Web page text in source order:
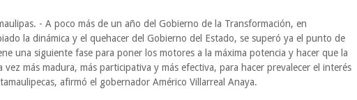
- A poco más de un año del Gobierno de la Transformación, en
la dinámica y el quehacer del Gobierno del Estado, se superó ya el punto de
una siguiente fase para poner los motores a la máxima potencia y hacer que la
vez más madura, más participativa y más efectiva, para hacer prevalecer el interés
afirmó el gobernador Américo Villarreal Anaya.